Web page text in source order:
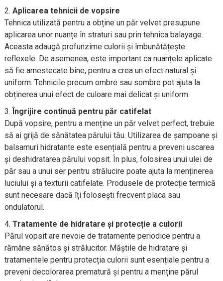
Aplicarea tehnicii de vopsire
Tehnica utilizată pentru a obține un păr velvet presupune
aplicarea unor nuanțe în straturi sau prin tehnica balayage.
Aceasta adaugă profunzime culorii și îmbunătățește
reflexele. De asemenea, este important ca nuanțele aplicate
să fie amestecate bine, pentru a crea un efect natural și
uniform. Tehnicile precum ombre sau sombre pot ajuta la
obținerea unui efect de culoare mai delicat și uniform.
Îngrijire continuă pentru păr catifelat
După vopsire, pentru a menține un păr velvet perfect, trebuie
să ai grijă de sănătatea părului tău. Utilizarea de șampoane și
balsamuri hidratante este esențială pentru a preveni uscarea
și deshidratarea părului vopsit. În plus, folosirea unui ulei de
păr sau a unui ser pentru strălucire poate ajuta la menținerea
luciului și a texturii catifelate. Produsele de protecție termică
sunt necesare dacă îți folosești frecvent placa sau
ondulatorul.
Tratamente de hidratare și protecție a culorii
Părul vopsit are nevoie de tratamente periodice pentru a
rămâne sănătos și strălucitor. Măștile de hidratare și
tratamentele pentru protecția culorii sunt esențiale pentru a
preveni decolorarea prematură și pentru a menține părul